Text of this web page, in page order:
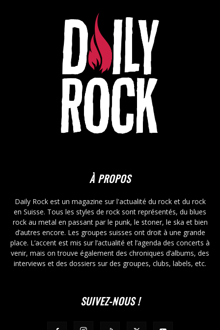
À PROPOS
Daily Rock est un magazine sur l'actualité du rock et du rock
en Suisse. Tous les styles de rock sont représentés, du blues
rock au metal en passant par le punk, le stoner, le ska et bien
d’autres encore. Les groupes suisses ont droit à une grande
place. L’accent est mis sur l’actualité et l’agenda des concerts à
venir, mais on trouve également des chroniques d’albums, des
interviews et des dossiers sur des groupes, clubs, labels, etc.
SUIVEZ-NOUS !